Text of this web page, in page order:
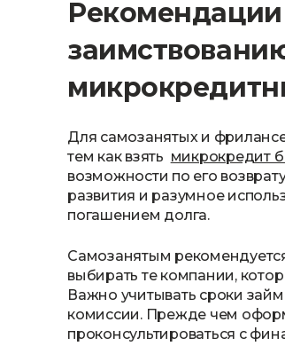
Рекомендации
Для самозанятых и
тем как взять микрокредит
возможности по его
развития и разумное
погашением долга.
Самозанятым
выбирать те компании,
Важно учитывать сроки
комиссии. Прежде чем
проконсультироваться с